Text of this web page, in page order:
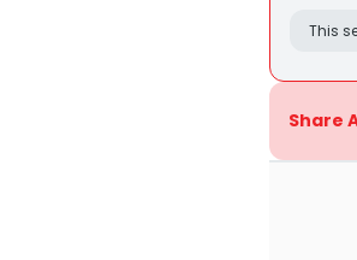
This
Share